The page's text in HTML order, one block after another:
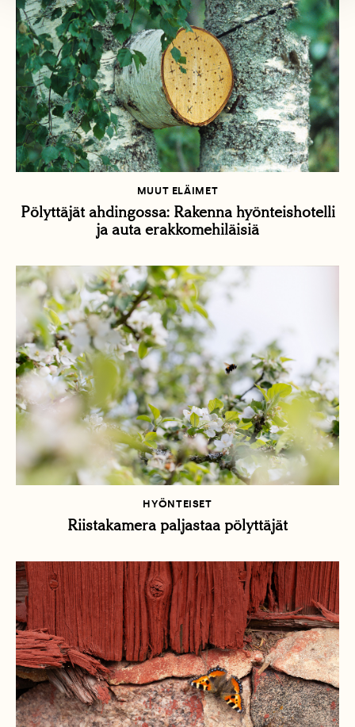
MUUT ELÄIMET
Pölyttäjät ahdingossa: Rakenna hyönteishotelli
ja auta erakkomehiläisiä
HYÖNTEISET
Riistakamera paljastaa pölyttäjät